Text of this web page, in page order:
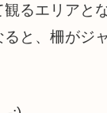
るエリアと
と、柵がジ